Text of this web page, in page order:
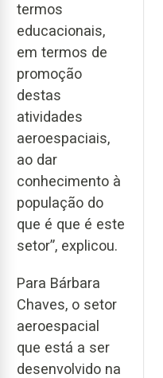
termos
educacionais,
em termos de
promoção
destas
atividades
aeroespaciais,
ao dar
conhecimento à
população do
que é que é este
setor”, explicou.
Para Bárbara
Chaves, o setor
aeroespacial
que está a ser
desenvolvido na